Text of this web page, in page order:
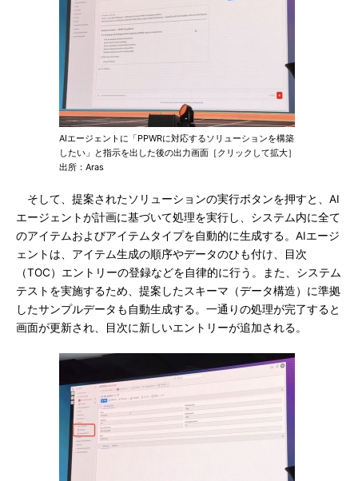
AIエージェントに「PPWRに対応するソリューションを構築
したい」と指示を出した後の出力画面［クリックして拡大］
出所：Aras
そして、提案されたソリューションの実行ボタンを押すと、AI
エージェントが計画に基づいて処理を実行し、システム内に全て
のアイテムおよびアイテムタイプを自動的に生成する。AIエージ
ェントは、アイテム生成の順序やデータのひも付け、目次
（TOC）エントリーの登録などを自律的に行う。また、システム
テストを実施するため、提案したスキーマ（データ構造）に準拠
したサンプルデータも自動生成する。一通りの処理が完了すると
画面が更新され、目次に新しいエントリーが追加される。